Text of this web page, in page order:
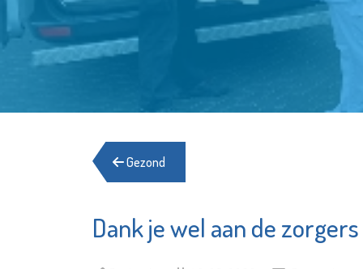
Gezond
Dank je wel aan de zorgers
Het Goed